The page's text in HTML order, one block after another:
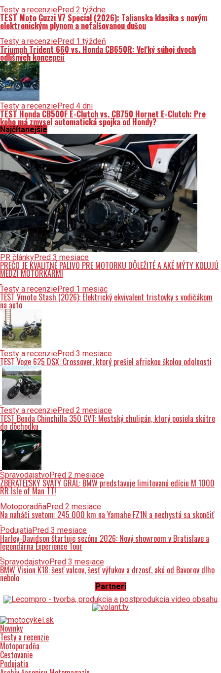
Testy a recenziePred 2 týždne
TEST Moto Guzzi V7 Special (2026): Talianska klasika s novým
elektronickým plynom a nefalšovanou dušou
Testy a recenziePred 1 týždeň
Triumph Trident 660 vs. Honda CB650R: Veľký súboj dvoch
odlišných koncepcií
Testy a recenziePred 4 dni
TEST Honda CB500F E-Clutch vs. CB750 Hornet E-Clutch: Pre
koho má zmysel automatická spojka od Hondy?
Najčítanejšie
PR článkyPred 3 mesiace
PREČO JE KVALITNÉ PALIVO PRE MOTORKU DÔLEŽITÉ A AKÉ MÝTY KOLUJÚ
MEDZI MOTORKÁRMI
Testy a recenziePred 1 mesiac
TEST Vmoto Stash (2026): Elektrický ekvivalent tristovky s vodičákom
na auto
Testy a recenziePred 3 mesiace
TEST Voge 625 DSX: Crossover, ktorý prešiel africkou školou odolnosti
Testy a recenziePred 2 mesiace
TEST Benda Chinchilla 350 CVT: Mestský chuligán, ktorý posiela skútre
do dôchodku
SpravodajstvoPred 2 mesiace
ZBERATEĽSKÝ SVÄTÝ GRÁL: BMW predstavuje limitovanú edíciu M 1000
RR Isle of Man TT!
MotoporadňaPred 2 mesiace
Na naháči svetom: 245 000 km na Yamahe FZ1N a nechystá sa skončiť
PodujatiaPred 3 mesiace
Harley-Davidson štartuje sezónu 2026: Nový showroom v Bratislave a
legendárna Experience Tour
SpravodajstvoPred 3 mesiace
BMW Vision K18: šesť valcov, šesť výfukov a drzosť, akú od Bavorov dlho
nebolo
Partneri
Novinky
Testy a recenzie
Motoporadňa
Cestovanie
Podujatia